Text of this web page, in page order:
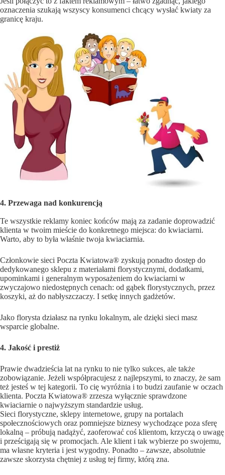
oznaczenia szukają wszyscy konsumenci chcący wysłać kwiaty za
granicę kraju.
4. Przewaga nad konkurencją
Te wszystkie reklamy koniec końców mają za zadanie doprowadzić
klienta w twoim mieście do konkretnego miejsca: do kwiaciarni.
Warto, aby to była właśnie twoja kwiaciarnia.
Członkowie sieci Poczta Kwiatowa® zyskują ponadto dostęp do
dedykowanego sklepu z materiałami florystycznymi, dodatkami,
upominkami i generalnym wyposażeniem do kwiaciarni w
zwyczajowo niedostępnych cenach: od gąbek florystycznych, przez
koszyki, aż do nabłyszczaczy. I setkę innych gadżetów.
Jako florysta działasz na rynku lokalnym, ale dzięki sieci masz
wsparcie globalne.
4. Jakość i prestiż
Prawie dwadzieścia lat na rynku to nie tylko sukces, ale także
zobowiązanie. Jeżeli współpracujesz z najlepszymi, to znaczy, że sam
też jesteś w tej kategorii. To cię wyróżnia i to budzi zaufanie w oczach
klienta. Poczta Kwiatowa® zrzesza wyłącznie sprawdzone
kwiaciarnie o najwyższym standardzie usług.
Sieci florystyczne, sklepy internetowe, grupy na portalach
społecznościowych oraz pomniejsze biznesy wychodzące poza sferę
lokalną – próbują nadążyć, zaoferować coś klientom, krzyczą o uwagę
i prześcigają się w promocjach. Ale klient i tak wybierze po swojemu,
ma własne kryteria i jest wygodny. Ponadto – zawsze, absolutnie
zawsze skorzysta chętniej z usług tej firmy, którą zna.